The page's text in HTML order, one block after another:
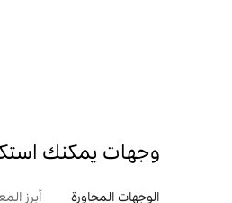
وجهات يمكنك
الوجهات المجاورة أبرز